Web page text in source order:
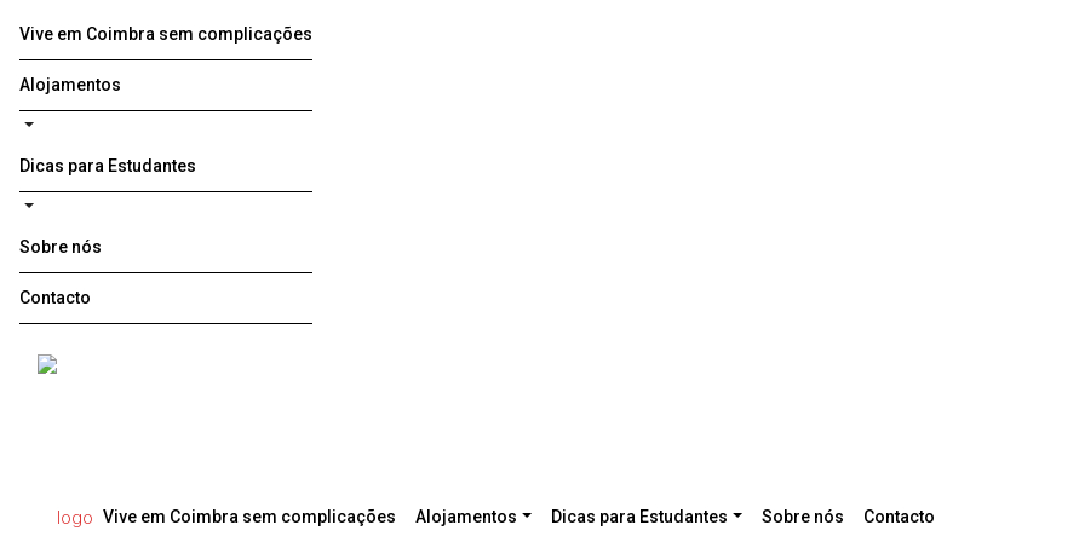
Vive em Coimbra sem complicações
Alojamentos
Dicas para Estudantes
Sobre nós
Contacto
Vive em Coimbra sem complicações Alojamentos Dicas para Estudantes Sobre nós Contacto